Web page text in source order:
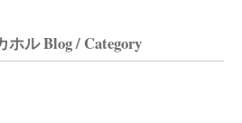
ル Blog / Category